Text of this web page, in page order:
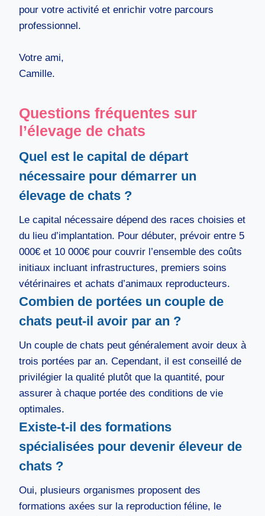
pour votre activité et enrichir votre parcours
professionnel.
Votre ami,
Camille.
Questions fréquentes sur
l’élevage de chats
Quel est le capital de départ
nécessaire pour démarrer un
élevage de chats ?
Le capital nécessaire dépend des races choisies et
du lieu d’implantation. Pour débuter, prévoir entre 5
000€ et 10 000€ pour couvrir l’ensemble des coûts
initiaux incluant infrastructures, premiers soins
vétérinaires et achats d’animaux reproducteurs.
Combien de portées un couple de
chats peut-il avoir par an ?
Un couple de chats peut généralement avoir deux à
trois portées par an. Cependant, il est conseillé de
privilégier la qualité plutôt que la quantité, pour
assurer à chaque portée des conditions de vie
optimales.
Existe-t-il des formations
spécialisées pour devenir éleveur de
chats ?
Oui, plusieurs organismes proposent des
formations axées sur la reproduction féline, le